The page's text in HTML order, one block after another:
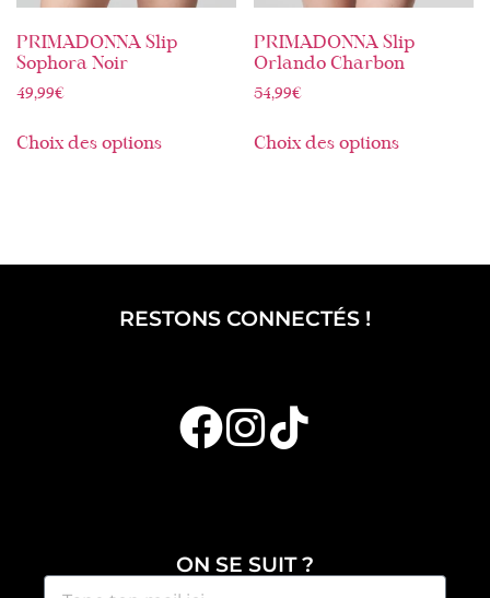
PRIMADONNA Slip
Sophora Noir
49,99€
Choix des options
PRIMADONNA Slip
Orlando Charbon
54,99€
Choix des options
RESTONS CONNECTÉS !
ON SE SUIT ?